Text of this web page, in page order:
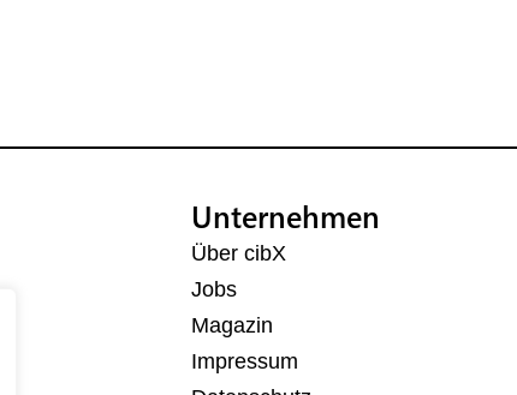
Unternehmen
Über cibX
Jobs
Magazin
Impressum